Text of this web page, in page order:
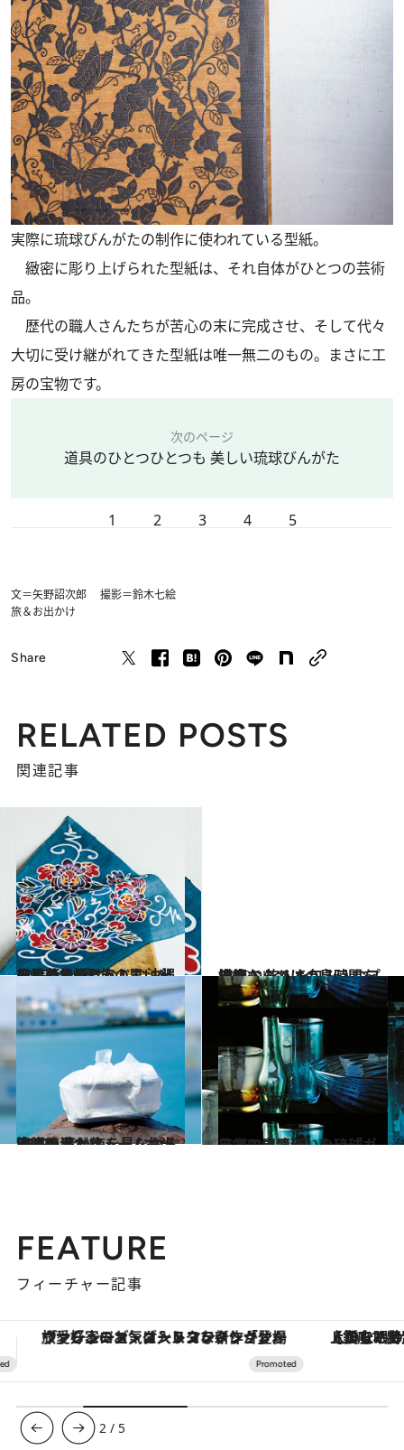
実際に琉球びんがたの制作に使われている型紙。
緻密に彫り上げられた型紙は、それ自体がひとつの芸術
品。
歴代の職人さんたちが苦心の末に完成させ、そして代々
大切に受け継がれてきた型紙は唯一無二のもの。まさに工
房の宝物です。
次のページ
道具のひとつひとつも 美しい琉球びんがた
1 2 3 4 5
文＝矢野詔次郎 撮影＝鈴木七絵
旅＆お出かけ
Share
RELATED POSTS
関連記事
2019.5.3
日々の生活になじむ沖縄の民藝品6選 旅の思い出を持って帰ろう！
旅＆お出かけ 2019.9.1
沖縄ならではの島時間を堪能！ 旅人を包み込むプチ宿
旅＆お出かけ
2019.5.6
沖縄絶品ボリューム弁当BEST6 青い海を見ながら空腹を満たす！
旅＆お出かけ 2018.9.2
日常の中で使いたい「ガラス工房清天」の琉球ガラス
旅＆お出かけ
FEATURE
フィーチャー記事
【銀座で出合う最旬美容】美髪ケアや上質な眠り…セルフケアのアップデートから、特別な名入れギフトまで。大人のための「ReFa GINZA」クルーズ 【夏限定ディナーコース】旬を
3 / 5